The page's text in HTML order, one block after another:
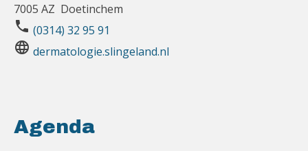
7005 AZ Doetinchem
phone (0314) 32 95 91
language dermatologie.slingeland.nl
Agenda